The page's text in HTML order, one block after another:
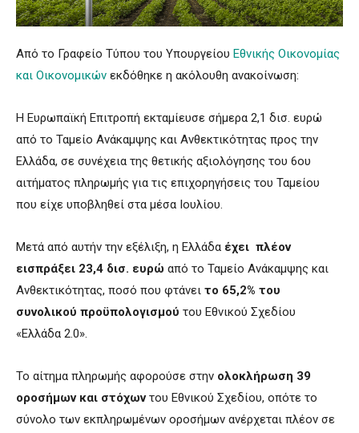
Από το Γραφείο Τύπου του Υπουργείου Εθνικής Οικονομίας
και Οικονομικών εκδόθηκε η ακόλουθη ανακοίνωση:
Η Ευρωπαϊκή Επιτροπή εκταμίευσε σήμερα 2,1 δισ. ευρώ
από το Ταμείο Ανάκαμψης και Ανθεκτικότητας προς την
Ελλάδα, σε συνέχεια της θετικής αξιολόγησης του 6ου
αιτήματος πληρωμής για τις επιχορηγήσεις του Ταμείου
που είχε υποβληθεί στα μέσα Ιουλίου.
Μετά από αυτήν την εξέλιξη, η Ελλάδα έχει πλέον
εισπράξει 23,4 δισ. ευρώ από το Ταμείο Ανάκαμψης και
Ανθεκτικότητας, ποσό που φτάνει το 65,2% του
συνολικού προϋπολογισμού του Εθνικού Σχεδίου
«Ελλάδα 2.0».
Το αίτημα πληρωμής αφορούσε στην ολοκλήρωση 39
οροσήμων και στόχωντου Εθνικού Σχεδίου, οπότε το
σύνολο των εκπληρωμένων οροσήμων ανέρχεται πλέον σε